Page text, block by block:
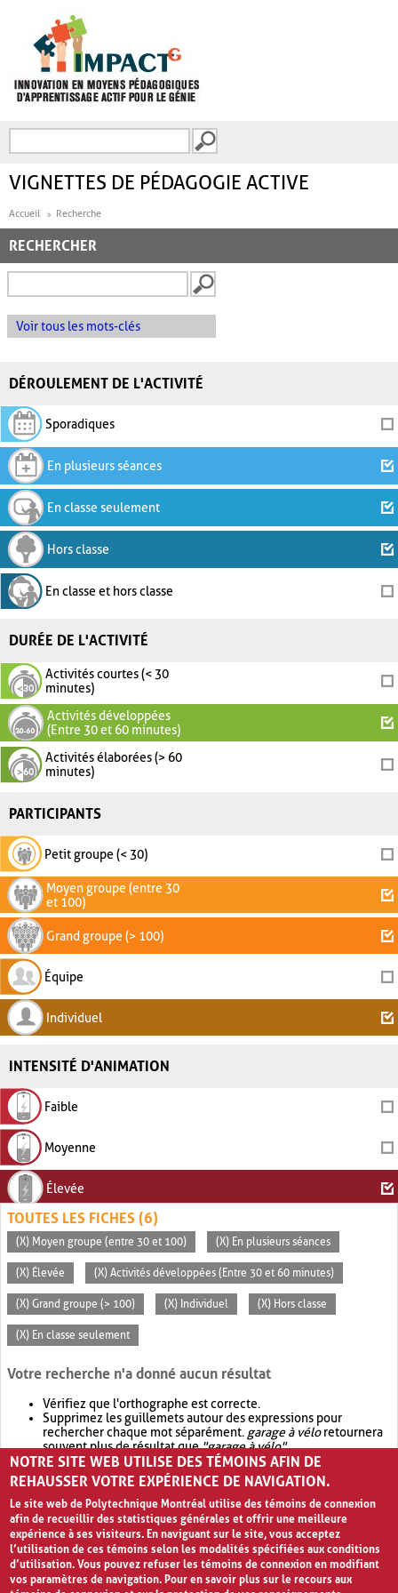
FORMULAIRE DE
VIGNETTES DE PÉDAGOGIE ACTIVE
Accueil Recherche
RECHERCHER
Voir tous les mots-clés
DÉROULEMENT DE L'ACTIVITÉ
Sporadiques
En plusieurs séances
En classe seulement
Hors classe
En classe et hors classe
DURÉE DE L'ACTIVITÉ
Activités courtes (< 30
minutes)
Activités développées
(Entre 30 et 60 minutes)
Activités élaborées (> 60
minutes)
PARTICIPANTS
Petit groupe (< 30)
Moyen groupe (entre 30
et 100)
Grand groupe (> 100)
Équipe
Individuel
INTENSITÉ D'ANIMATION
Faible
Moyenne
Élevée
TOUTES LES FICHES (6)
(X) Moyen groupe (entre 30 et 100) (X) En plusieurs séances
(X) Élevée (X) Activités développées (Entre 30 et 60 minutes)
(X) Grand groupe (> 100) (X) Individuel (X) Hors classe
(X) En classe seulement
Votre recherche n'a donné aucun résultat
Vérifiez que l'orthographe est correcte.
Supprimez les guillemets autour des expressions pour
rechercher chaque mot séparément. garage à véloretournera
souvent plus de résultat que"garage à vélo".
Envisagez d'élargir votre recherche avec OR.garage OR vélo
retournera souvent plus de résultat quegarage à vélo
NOTRE SITE WEB UTILISE DES TÉMOINS AFIN DE
REHAUSSER VOTRE EXPÉRIENCE DE NAVIGATION.
Le site web de Polytechnique Montréal utilise des témoins de connexion
afin de recueillir des statistiques générales et offrir une meilleure
expérience à ses visiteurs. En naviguant sur le site, vous acceptez
l’utilisation de ces témoins selon les modalités spécifiées aux conditions
d’utilisation. Vous pouvez refuser les témoins de connexion en modifiant
vos paramètres de navigation. Pour en savoir plus sur le recours aux